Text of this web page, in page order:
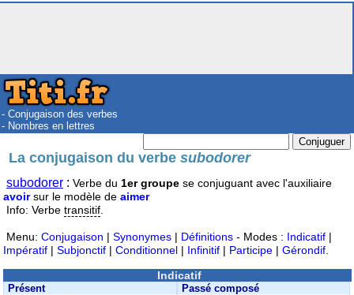
- Conjugaison des verbes
- Nombres en lettres
La conjugaison du verbesubodorer
subodorer : Verbe du 1er groupe se conjuguant avec l'auxiliaire
avoirsur le modèle de aimer
Info: Verbe transitif
Menu: Conjugaison | Synonymes | Définitions - Modes : Indicatif |
Impératif | Subjonctif | Conditionnel | Infinitif | Participe | Gérondif
Indicatif
Présent
Passé composé